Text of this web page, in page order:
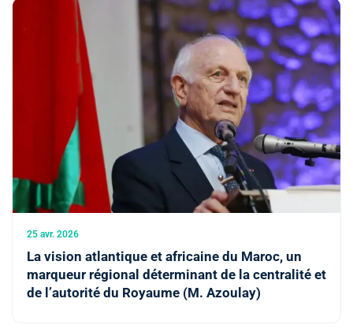
25 avr. 2026
La vision atlantique et africaine du Maroc, un
marqueur régional déterminant de la centralité et
de l’autorité du Royaume (M. Azoulay)